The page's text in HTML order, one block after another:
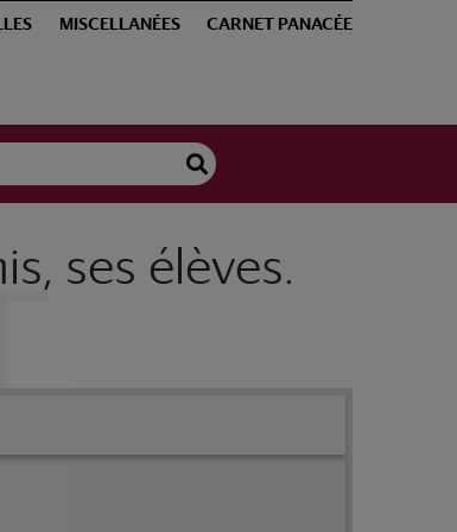
MISCELLANÉES CARNET PANACÉE
ses élèves.